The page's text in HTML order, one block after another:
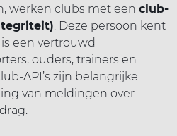
werken clubs met een club-
. Deze persoon kent
een vertrouwd
ouders, trainers en
API’s zijn belangrijke
van meldingen over